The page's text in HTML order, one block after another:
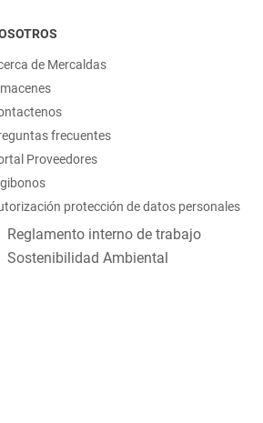
de Mercaldas
frecuentes
Proveedores
protección de datos personales
Reglamento interno de trabajo
Sostenibilidad Ambiental